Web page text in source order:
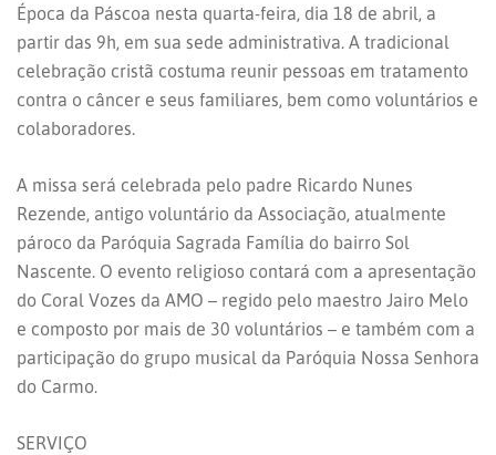
Época da Páscoa nesta quarta-feira, dia 18 de abril, a
partir das 9h, em sua sede administrativa. A tradicional
celebração cristã costuma reunir pessoas em tratamento
contra o câncer e seus familiares, bem como voluntários e
colaboradores.
A missa será celebrada pelo padre Ricardo Nunes
Rezende, antigo voluntário da Associação, atualmente
pároco da Paróquia Sagrada Família do bairro Sol
Nascente. O evento religioso contará com a apresentação
do Coral Vozes da AMO – regido pelo maestro Jairo Melo
e composto por mais de 30 voluntários – e também com a
participação do grupo musical da Paróquia Nossa Senhora
do Carmo.
SERVIÇO